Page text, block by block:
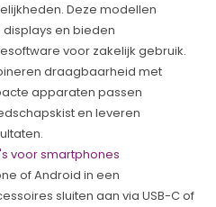
Deze modellen
en bieden
voor zakelijk gebruik.
draagbaarheid met
apparaten passen
en leveren
voor smartphones
of Android in een
sluiten aan via USB-C of